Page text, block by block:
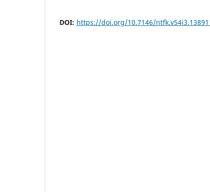
DOI: https://doi.org/10.7146/